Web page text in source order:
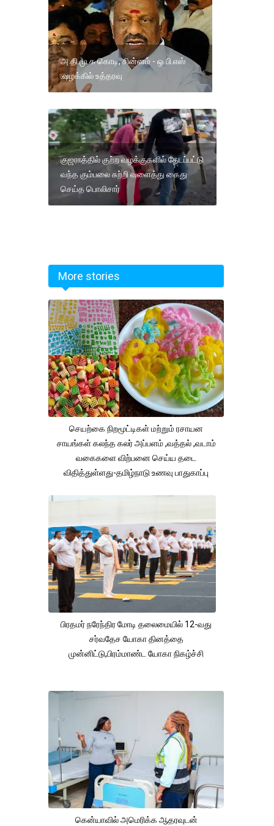
அ.தி.மு.க கொடி, சின்னம் - ஒ.பி.எஸ்
.வழக்கில் உத்தரவு
குஜராத்தில் குற்ற வழக்குகளில் தேடப்பட்டு
வந்த கும்பலை சுற்றி வளைத்து கைது
செய்த பொலிசார்
More stories
செயற்கை நிறமூட்டிகள் மற்றும் ரசாயன
சாயங்கள் கலந்த கலர் அப்பளம் ,வத்தல் ,வடாம்
வகைகளை விற்பனை செய்ய தடை
விதித்துள்ளது-தமிழ்நாடு உணவு பாதுகாப்பு
பிரதமர் நரேந்திர மோடி தலைமையில் 12-வது
சர்வதேச யோகா தினத்தை
முன்னிட்டு,பிரம்மாண்ட யோகா நிகழ்ச்சி
கென்யாவில் அமெரிக்க ஆதரவுடன்